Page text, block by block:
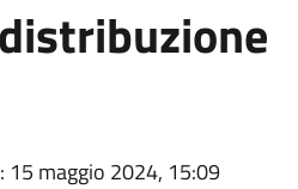
: 15 maggio 2024, 15:09